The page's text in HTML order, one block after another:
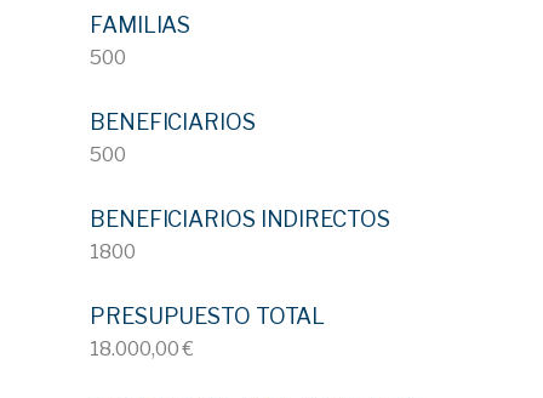
FAMILIAS
500
BENEFICIARIOS
500
BENEFICIARIOS INDIRECTOS
1800
PRESUPUESTO TOTAL
18.000,00 €